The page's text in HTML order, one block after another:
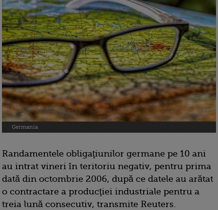
Germania
Randamentele obligaţiunilor germane pe 10 ani
au intrat vineri în teritoriu negativ, pentru prima
dată din octombrie 2006, după ce datele au arătat
o contractare a producţiei industriale pentru a
treia lună consecutiv, transmite Reuters.